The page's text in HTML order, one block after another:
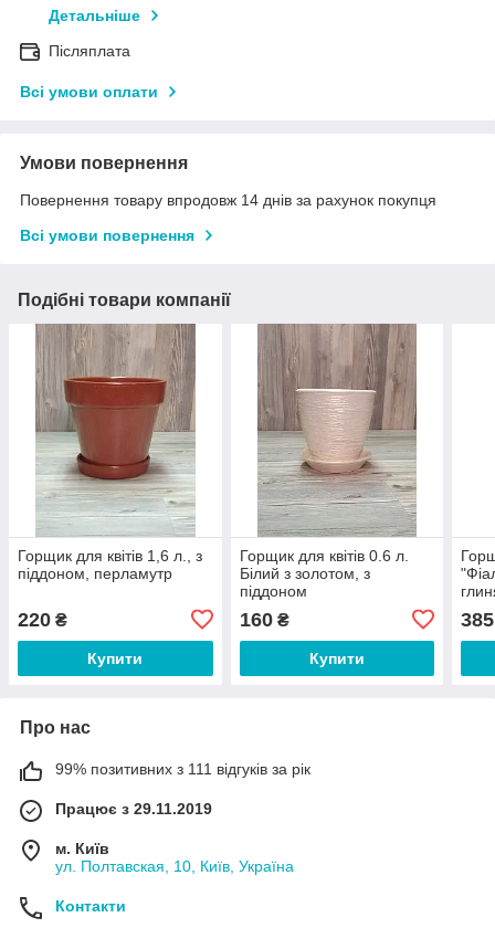
Детальніше
Післяплата
Всі умови оплати
Умови повернення
Повернення товару впродовж 14 днів за рахунок покупця
Всі умови повернення
Подібні товари компанії
Горщик для квітів 1,6 л., з
піддоном, перламутр
220 ₴
Купити
Горщик для квітів 0.6 л.
Білий з золотом, з
піддоном
160₴
Купити
385
Про нас
99% позитивних з 111 відгуків за рік
Працює з 29.11.2019
м. Київ
ул. Полтавская, 10, Київ, Україна
Контакти